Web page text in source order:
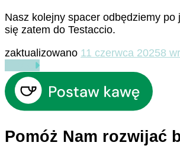
Nasz kolejny spacer odbędziemy
się zatem do Testaccio.
zaktualizowano 11 czerwca 20258
Pomóż Nam rozwijać